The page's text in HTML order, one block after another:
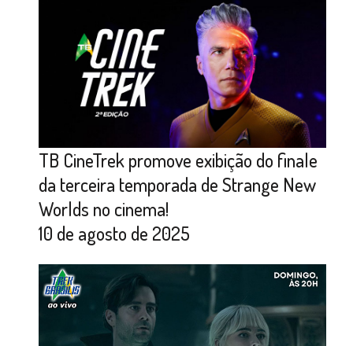
TB CineTrek promove exibição do finale
da terceira temporada de Strange New
Worlds no cinema!
10 de agosto de 2025